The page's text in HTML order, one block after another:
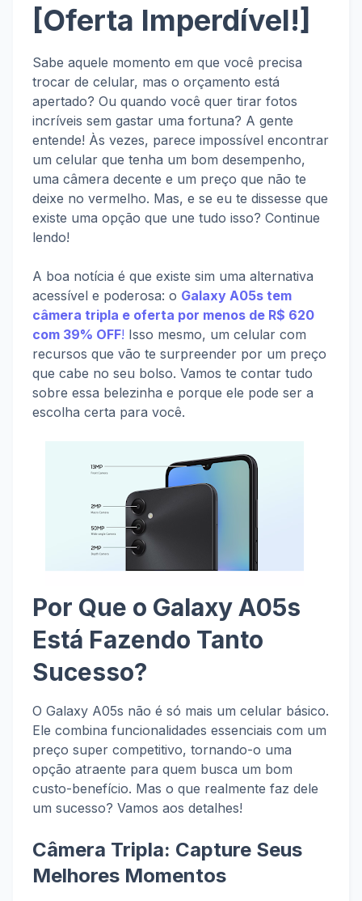
[Oferta Imperdível!]
Sabe aquele momento em que você precisa
trocar de celular, mas o orçamento está
apertado? Ou quando você quer tirar fotos
incríveis sem gastar uma fortuna? A gente
entende! Às vezes, parece impossível encontrar
um celular que tenha um bom desempenho,
uma câmera decente e um preço que não te
deixe no vermelho. Mas, e se eu te dissesse que
existe uma opção que une tudo isso? Continue
lendo!
A boa notícia é que existe sim uma alternativa
acessível e poderosa: o Galaxy A05s tem
câmera tripla e oferta por menos de R$ 620
com 39% OFF! Isso mesmo, um celular com
recursos que vão te surpreender por um preço
que cabe no seu bolso. Vamos te contar tudo
sobre essa belezinha e porque ele pode ser a
escolha certa para você.
Por Que o Galaxy A05s
Está Fazendo Tanto
Sucesso?
O Galaxy A05s não é só mais um celular básico.
Ele combina funcionalidades essenciais com um
preço super competitivo, tornando-o uma
opção atraente para quem busca um bom
custo-benefício. Mas o que realmente faz dele
um sucesso? Vamos aos detalhes!
Câmera Tripla: Capture Seus
Melhores Momentos